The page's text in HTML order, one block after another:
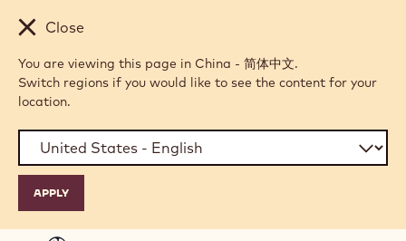
Skip to main content
Close
You are viewing this page in China - 简体中文.
Switch regions if you would like to see the content for your
location.